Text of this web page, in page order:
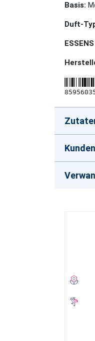
Basis:
Duft-